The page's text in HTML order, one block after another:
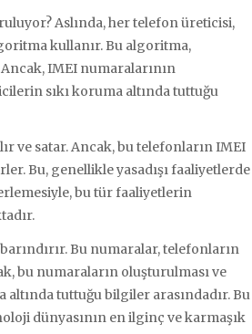
Aslında, her telefon üreticisi,
kullanır. Bu algoritma,
IMEI numaralarının
sıkı koruma altında tuttuğu
ve satar. Ancak, bu telefonların IMEI
Bu, genellikle yasadışı faaliyetlerde
bu tür faaliyetlerin
Bu numaralar, telefonların
bu numaraların oluşturulması ve
tuttuğu bilgiler arasındadır. Bu
dünyasının en ilginç ve karmaşık